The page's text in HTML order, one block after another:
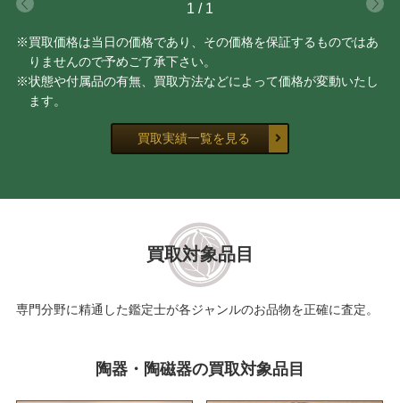
1 / 1
※買取価格は当日の価格であり、その価格を保証するものではあ
りませんので予めご了承下さい。
※状態や付属品の有無、買取方法などによって価格が変動いたし
ます。
買取実績一覧を見る
買取対象品目
専門分野に精通した鑑定士が各ジャンルのお品物を正確に査定。
陶器・陶磁器の買取対象品目